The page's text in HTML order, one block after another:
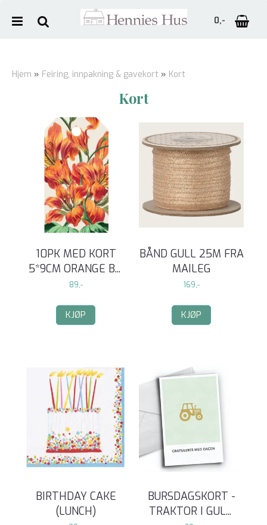
0,-
Hjem » Feiring, innpakning & gavekort » Kort
Kort
10PK MED KORT
5*9CM ORANGE B...
89,-
KJØP
BÅND GULL 25M FRA
MAILEG
169,-
KJØP
BIRTHDAY CAKE
(LUNCH)
BURSDAGSKORT -
TRAKTOR I GUL...